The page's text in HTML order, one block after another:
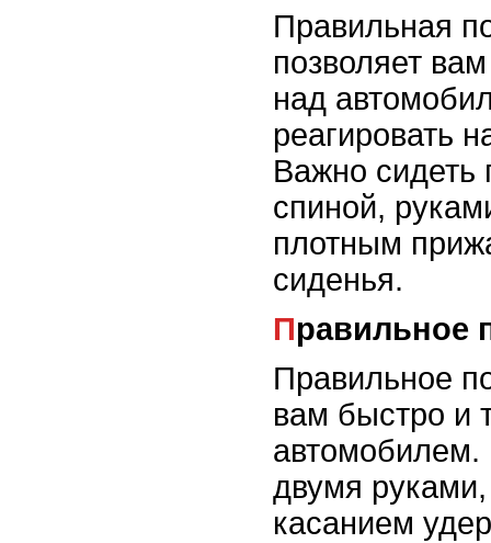
Правильная
позволяет
над
реагировать
Важно сидеть
спиной,
плотным
сиденья.
Правильное
Правильное
вам быстро и
автомобилем.
двумя
касанием